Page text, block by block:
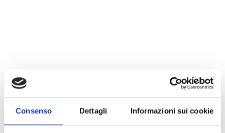
Consenso Dettagli Informazioni sui cookie